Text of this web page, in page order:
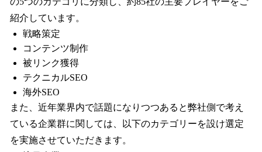
紹介しています。
戦略策定
コンテンツ制作
被リンク獲得
テクニカルSEO
海外SEO
また、近年業界内で話題になりつつあると弊社側で考え
ている企業群に関しては、以下のカテゴリーを設け選定
を実施させていただきます。